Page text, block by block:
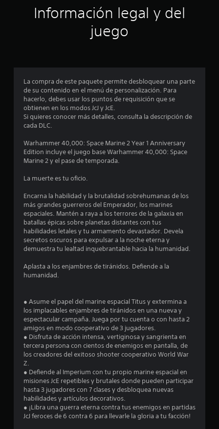
:
3
e
t
l
l
a
s
c
n
c
o
e
s
Información legal y del
juego
La compra de este paquete permite desbloquear una parte
de su contenido en el menú de personalización. Para
hacerlo, debes usar los puntos de requisición que se
obtienen en los modos JcJ y JcE.
Si quieres conocer más detalles, consulta la descripción de
cada DLC.
Warhammer 40,000: Space Marine 2 Year 1 Anniversary
Edition incluye el juego base Warhammer 40,000: Space
Marine 2 y el pase de temporada.
La muerte es tu oficio.
Encarna la habilidad y la brutalidad sobrehumanas de los
más grandes guerreros del Emperador, los marines
espaciales. Mantén a raya a los terrores de la galaxia en
batallas épicas sobre planetas distantes con tus
habilidades letales y tu armamento devastador. Devela
secretos oscuros para expulsar a la noche eterna y
demuestra tu lealtad inquebrantable hacia la humanidad.
Aplasta a los enjambres de tiránidos. Defiende a la
humanidad.
● Asume el papel del marine espacial Titus y extermina a
los implacables enjambres de tiránidos en una nueva y
espectacular campaña. Juega por tu cuenta o con hasta 2
amigos en modo cooperativo de 3 jugadores.
● Disfruta de acción intensa, vertiginosa y sangrienta en
tercera persona con cientos de enemigos en pantalla, de
los creadores del exitoso shooter cooperativo World War
Z.
● Defiende al Imperium con tu propio marine espacial en
misiones JcE repetibles y brutales donde pueden participar
hasta 3 jugadores con 7 clases y desbloquea nuevas
habilidades y artículos decorativos.
● ¡Libra una guerra eterna contra tus enemigos en partidas
JcJ feroces de 6 contra 6 para llevarle la gloria a tu facción!